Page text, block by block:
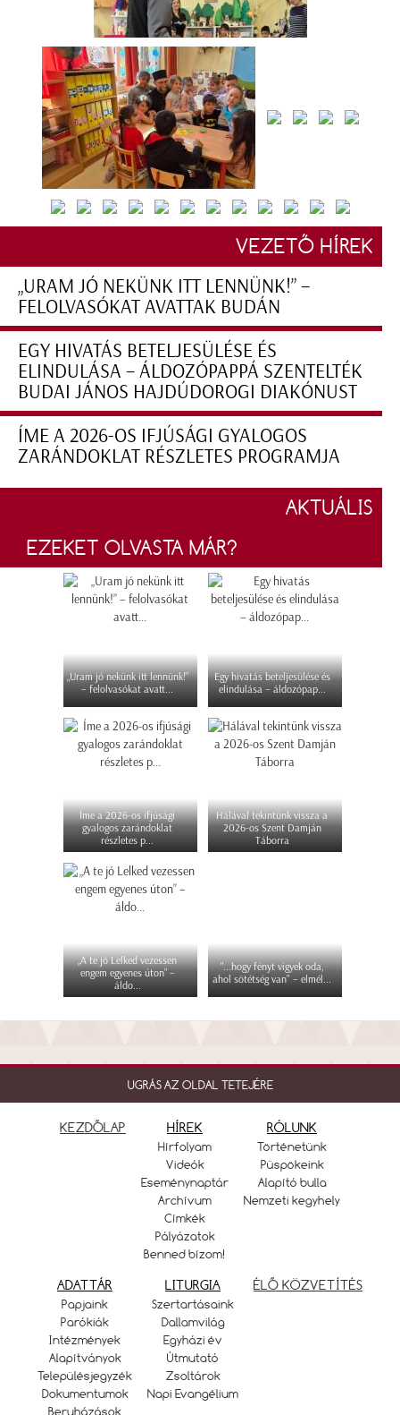
VEZETŐ HÍREK
„URAM JÓ NEKÜNK ITT LENNÜNK!” –
FELOLVASÓKAT AVATTAK BUDÁN
EGY HIVATÁS BETELJESÜLÉSE ÉS
ELINDULÁSA – ÁLDOZÓPAPPÁ SZENTELTÉK
BUDAI JÁNOS HAJDÚDOROGI DIAKÓNUST
ÍME A 2026-OS IFJÚSÁGI GYALOGOS
ZARÁNDOKLAT RÉSZLETES PROGRAMJA
AKTUÁLIS
EZEKET OLVASTA MÁR?
„Uram jó nekünk itt lennünk!”
– felolvasókat avatt...
Egy hivatás beteljesülése és
elindulása – áldozópap...
Íme a 2026-os ifjúsági
gyalogos zarándoklat
részletes p...
Hálával tekintünk vissza a
2026-os Szent Damján
Táborra
„A te jó Lelked vezessen
engem egyenes úton” –
áldo...
"...hogy fényt vigyek oda,
ahol sötétség van" – elmél...
UGRÁS AZ OLDAL TETEJÉRE
KEZDŐLAP HÍREK
Hírfolyam
Videók
Eseménynaptár
Archívum
Címkék
Pályázatok
Benned bízom!
RÓLUNK
Történetünk
Püspökeink
Alapító bulla
Nemzeti kegyhely
ADATTÁR
Papjaink
Parókiák
Intézmények
Alapítványok
Településjegyzék
Dokumentumok
Beruházások
LITURGIA
Szertartásaink
Dallamvilág
Egyházi év
Útmutató
Zsoltárok
Napi Evangélium
ÉLŐ KÖZVETÍTÉS